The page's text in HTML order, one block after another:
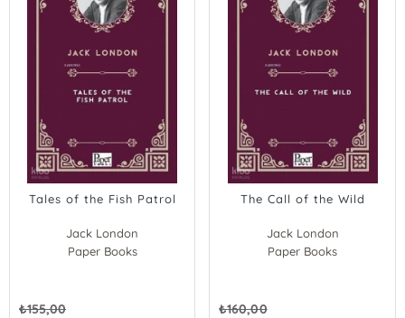
Tales of the Fish Patrol
Jack London
Paper Books
₺155,00
The Call of the Wild
Jack London
Paper Books
₺160,00